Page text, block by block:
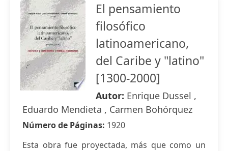
El pensamiento
filosófico
latinoamericano,
del Caribe y "latino"
[1300-2000]
Autor: Enrique Dussel ,
Eduardo Mendieta , Carmen Bohórquez
Número de Páginas: 1920
Esta obra fue proyectada, más que como un